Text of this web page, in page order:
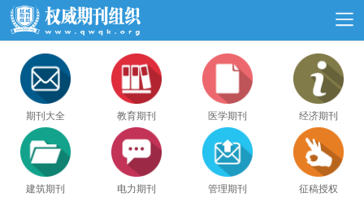
期刊大全 教育期刊 医学期刊 经济期刊
建筑期刊 电力期刊 管理期刊 征稿授权